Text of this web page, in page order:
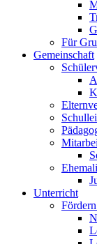
Für
Gemeinschaft
Unterricht